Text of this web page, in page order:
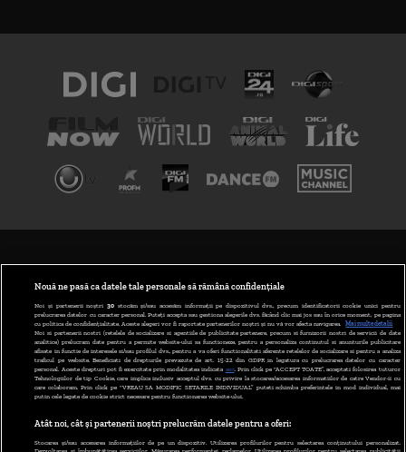
ABONARE DIGI TV
GESTIONAȚI PREFERINȚELE
CODUL DIGI24
CAMERE WEB
CONTACT/INFO
Nouă ne pasă ca datele tale personale să rămână confidențiale
Noi și partenerii noștri 30stocăm și/sau accesăm informații pe dispozitivul dvs., precum identificatorii cookie unici pentru
prelucrarea datelor cu caracter personal. Puteți accepta sau gestiona alegerile dvs. făcând clic mai jos sau în orice moment, pe pagina
cu politica de confidențialitate. Aceste alegeri vor fi raportate partenerilor noștri și nu vă vor afecta navigarea.
Mai multe detalii
Noi si partenerii nostri (retelele de socializare si agentiile de publicitate partenere, precum si furnizorii nostri de servicii de date
analitice) prelucram date pentru a permite website-ului sa functioneze, pentru a personaliza continutul si anunturile publicitare
afisate in functie de interesele si/sau profilul dvs., pentru a va oferi functionalitati aferente retelelor de socializare si pentru a analiza
traficul pe website. Beneficiati de drepturile prevazute de art. 15-22 din GDPR in legatura cu prelucrarea datelor cu caracter
personal. Aceste drepturi pot fi exercitate prin modalitatea indicata aici. Prin click pe “ACCEPT TOATE”, acceptati folosirea tuturor
Tehnologiilor de tip Cookie, care implica inclusiv acceptul dvs. cu privire la stocarea/accesarea informatiilor de catre Vendor-ii cu
care colaboram. Prin click pe “VREAU SA MODIFIC SETARILE INDIVIDUAL” puteti schimba preferintele in mod individual, mai
putin cele legate de cookie strict necesare pentru functionarea website-ului.
Atât noi, cât și partenerii noștri prelucrăm datele pentru a oferi:
Stocarea și/sau accesarea informațiilor de pe un dispozitiv. Utilizarea profilurilor pentru selectarea conținutului personalizat.